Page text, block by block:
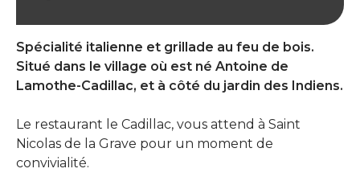
Spécialité italienne et grillade au feu de bois.
Situé dans le village où est né Antoine de
Lamothe-Cadillac, et à côté du jardin des Indiens.
Le restaurant le Cadillac, vous attend à Saint
Nicolas de la Grave pour un moment de
convivialité.